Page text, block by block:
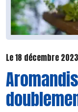
Le 18 décembre 2023